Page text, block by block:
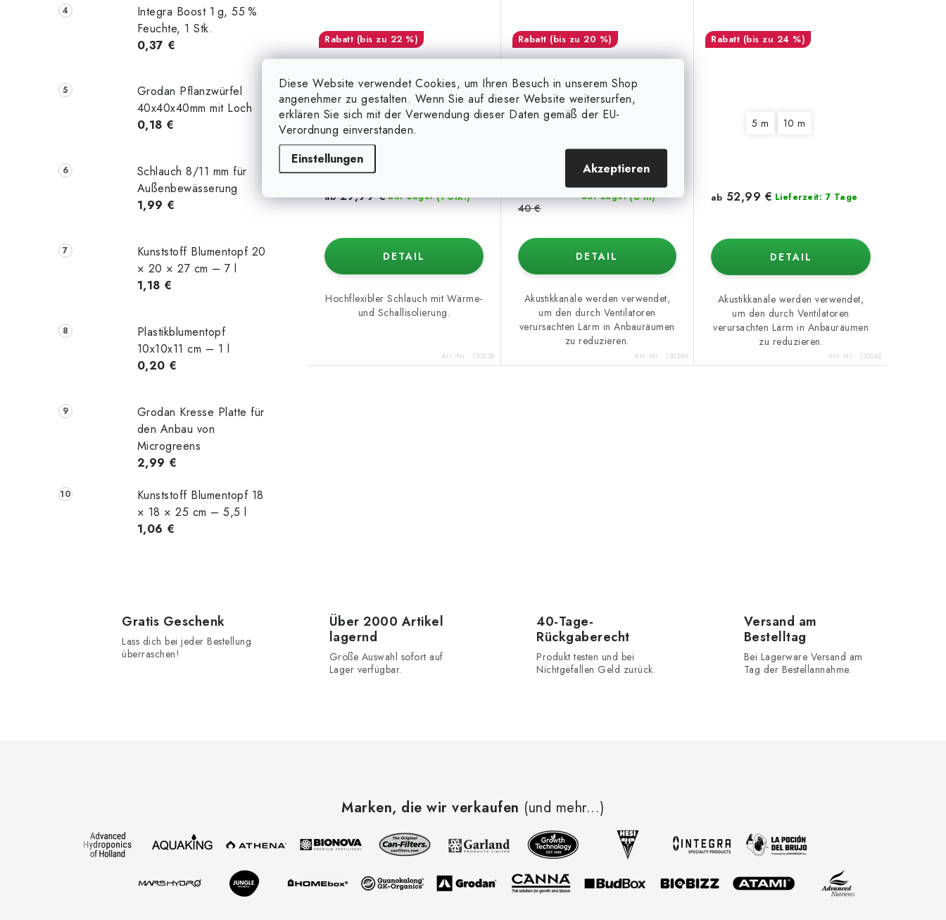
Diese Website verwendet Cookies, um Ihren Besuch in unserem Shop
angenehmer zu gestalten. Wenn Sie auf dieser Website weitersurfen,
erklären Sie sich mit der Verwendung dieser Daten gemäß der EU-
Verordnung einverstanden.
Einstellungen
Akzeptieren
Integra Boost 1 g, 55 %
Feuchte, 1 Stk.
0,37 €
Grodan Pflanzwürfel
40x40x40mm mit Loch
0,18 €
Schlauch 8/11 mm für
Außenbewässerung
1,99 €
Kunststoff Blumentopf 20
× 20 × 27 cm – 7 l
1,18 €
Plastikblumentopf
10x10x11 cm – 1 l
0,20 €
Grodan Kresse Platte für
den Anbau von
Microgreens
2,99 €
Kunststoff Blumentopf 18
× 18 × 25 cm – 5,5 l
1,06 €
(bis zu 22 %)
5 m 10 m
auf Lager(1 Stk.)
ab29,99 €
DETAIL
Hochflexibler Schlauch mit Wärme-
und Schallisolierung.
Art.-Nr.: 130238
(bis zu 20 %)
5 m 10 m
auf Lager(3 m)
31,99 €
40 €
DETAIL
Akustikkanäle werden verwendet,
um den durch Ventilatoren
verursachten Lärm in Anbauräumen
zu reduzieren.
Art.-Nr.: 130240
(bis zu 24 %)
5 m 10 m
Lieferzeit: 7 Tage
ab 52,99 €
DETAIL
Akustikkanäle werden verwendet,
um den durch Ventilatoren
verursachten Lärm in Anbauräumen
zu reduzieren.
Art.-Nr.: 130242
i
t
Gratis Geschenk
Lass dich bei jeder Bestellung
überraschen!
Über 2000 Artikel
lagernd
Große Auswahl sofort auf
Lager verfügbar.
40-Tage-
Rückgaberecht
Produkt testen und bei
Nichtgefallen Geld zurück.
Versand am
Bestelltag
Bei Lagerware Versand am
Tag der Bestellannahme.
Marken, die wir verkaufen (und mehr...)